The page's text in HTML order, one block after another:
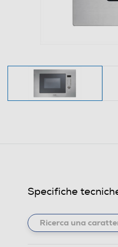
Specifiche